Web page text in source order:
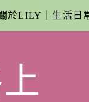
於LILY｜生活日